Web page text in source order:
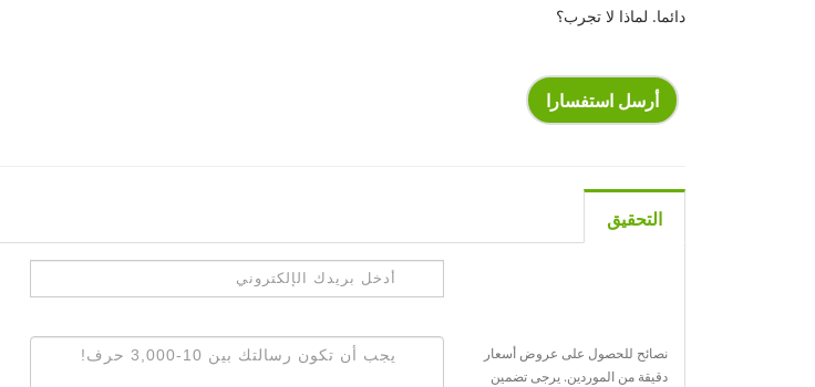
دائما. لماذا لا تجرب؟
أرسل استفسارا
التحقيق
نصائح للحصول على عروض أسعار
دقيقة من الموردين. يرجى تضمين